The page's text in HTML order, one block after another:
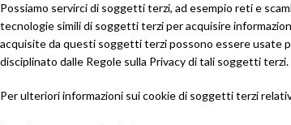
Possiamo servirci di soggetti terzi, ad esempio reti e
tecnologie simili di soggetti terzi per acquisire
acquisite da questi soggetti terzi possono essere usate
disciplinato dalle Regole sulla Privacy di tali soggetti terzi.
Per ulteriori informazioni sui cookie di soggetti terzi